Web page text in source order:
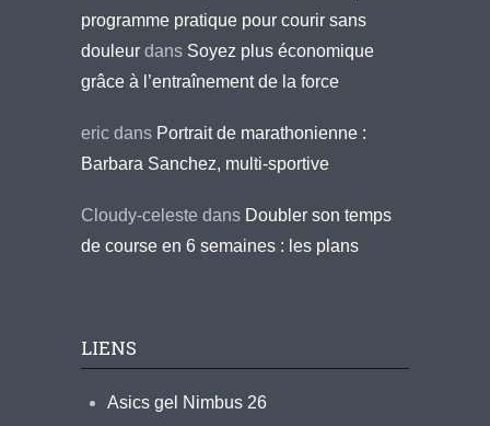
programme pratique pour courir sans
douleur dans Soyez plus économique
grâce à l’entraînement de la force
eric dans Portrait de marathonienne :
Barbara Sanchez, multi-sportive
Cloudy-celeste dans Doubler son temps
de course en 6 semaines : les plans
LIENS
Asics gel Nimbus 26